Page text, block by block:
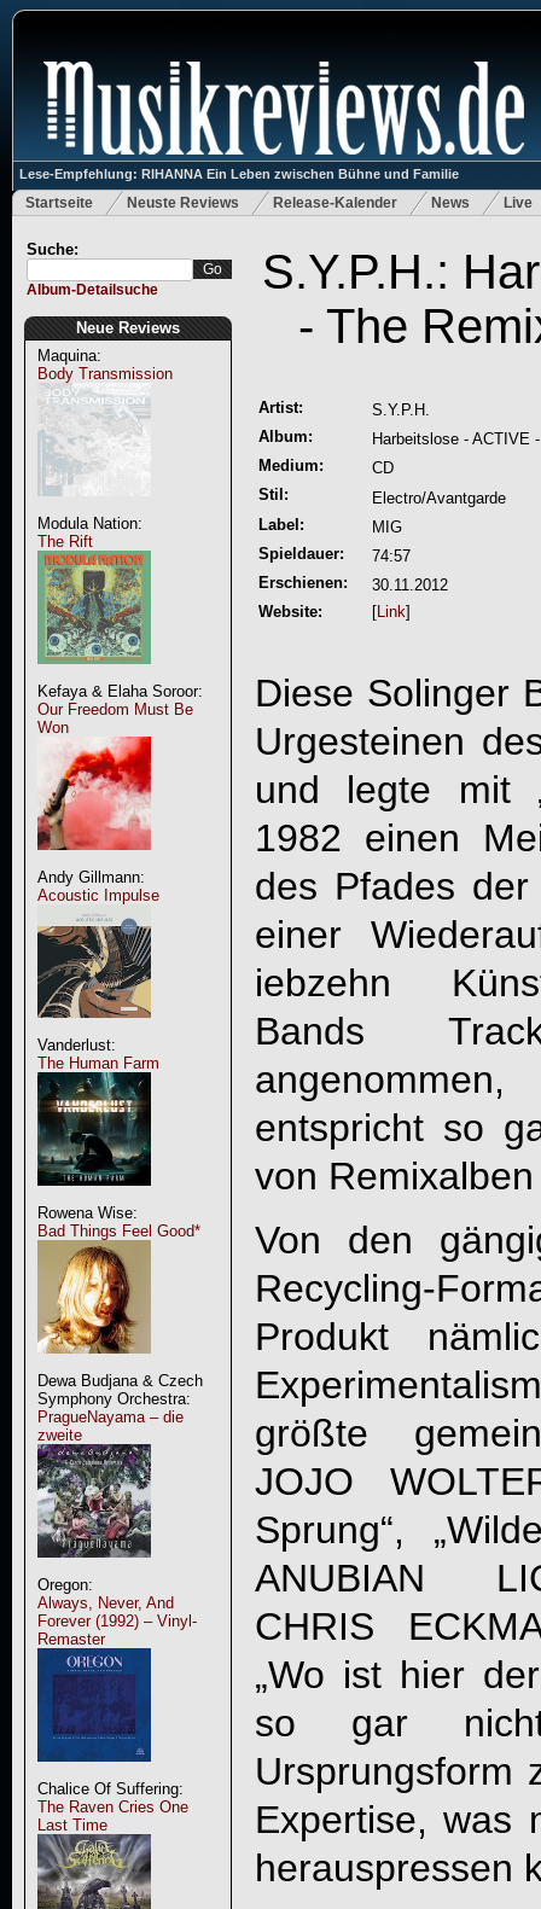
Lese-Empfehlung: RIHANNA Ein Leben zwischen Bühne und Familie
Startseite Neuste Reviews Release-Kalender News Live
Suche:
Album-Detailsuche
Neue Reviews
Maquina:
Body Transmission
Modula Nation:
The Rift
Kefaya & Elaha Soroor:
Our Freedom Must Be
Won
Andy Gillmann:
Acoustic Impulse
Vanderlust:
The Human Farm
Rowena Wise:
Bad Things Feel Good*
Dewa Budjana & Czech
Symphony Orchestra:
PragueNayama – die
zweite
Oregon:
Always, Never, And
Forever (1992) – Vinyl-
Remaster
Chalice Of Suffering:
The Raven Cries One
Last Time
S.Y.P.H.:
- The
Artist:
S.Y.P.H.
Album:
Harbeitslose - ACTIVE
Medium:
CD
Stil:
Electro/Avantgarde
Label:
MIG
Spieldauer:
74:57
Erschienen:
30.11.2012
Website:
[Link]
Diese Solinger
Urgesteinen
und legte mit
1982 einen
des Pfades
einer
iebzehn
Bands
entspricht so
von
Von den
Recycling-
Produkt
größte
JOJO
Sprung“,
ANUBIAN
CHRIS
„Wo ist hier
so gar
Ursprungsform
Expertise, was
herauspressen